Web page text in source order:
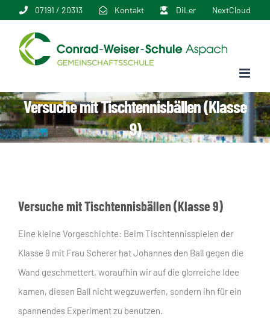
springen
07191 / 20313 Kontakt DiLer NextCloud
Versuche mit Tischtennisbällen (Klasse
9)
Versuche mit Tischtennisbällen (Klasse 9)
Eine kleine Vorgeschichte: Beim Tischtennisspielen der
Klasse 9 mit Frau Scherer hat Johannes den Ball gegen die
Wand geschmettert, woraufhin wir auf die glorreiche Idee
kamen, diesen Ball nicht wegzuwerfen, sondern ihn für ein
spannendes Experiment zu benutzen.